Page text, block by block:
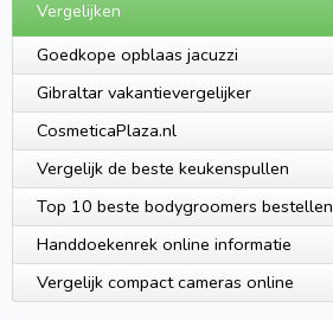
Vergelijken
Goedkope opblaas jacuzzi
Gibraltar vakantievergelijker
CosmeticaPlaza.nl
Vergelijk de beste keukenspullen
Top 10 beste bodygroomers bestellen
Handdoekenrek online informatie
Vergelijk compact cameras online